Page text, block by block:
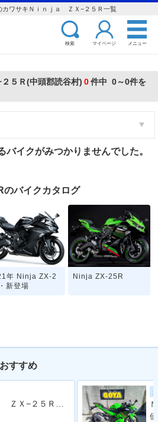
カワサキＮｉｎｊａ ＺＸ−２５Ｒ一覧
検索 マイページ メニュー
５Ｒ(中頭郡読谷村) 0件中 0～0件を
バイクがみつかりませんでした。
のバイクカタログ
年 Ninja ZX-2
新登場
Ninja ZX-25R
すすめ
Ｎｉｎｊａ ＺＸ−２５Ｒ ＳＥ